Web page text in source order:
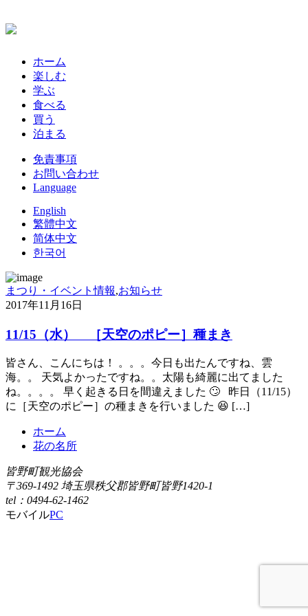
ホーム
楽しむ
学ぶ
食べる
買う
泊まる
免責事項
お問い合わせ
Language
English
繁體中文
简体中文
한국어
まつり・イベント情報,お知らせ
2017年11月16日
11/15（水） ［天空のポピー］種まき
皆さん、こんにちは！ 。。。今日も出たんですね、雲
海。。 天気よかったですね。。太陽も綺麗に出てました
ね。。。。 早く起きる日を間違えました 🙄 昨日（11/15）
に［天空のポピー］の種まきを行いました 😆 […]
ホーム
花の名所
皆野町観光協会
〒369-1492 埼玉県秩父郡皆野町皆野1420-1
tel：0494-62-1462
モバイルPC